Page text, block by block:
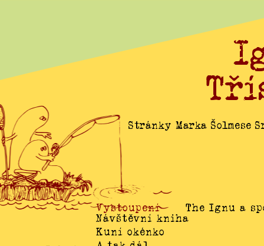
Stránky Marka
Vystoupení
The Ignu a
Návštěvní kniha
Kuní okénko